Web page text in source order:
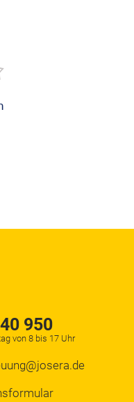
950
von 8 bis 17 Uhr